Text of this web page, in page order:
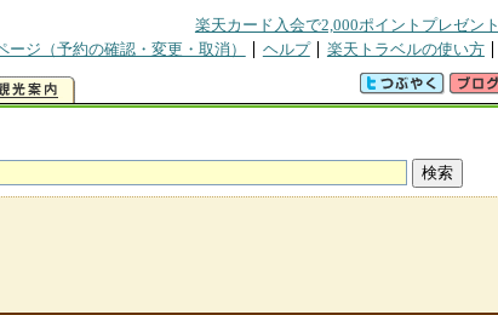
楽天カード入会で2,000ポイントプレゼント
ージ（予約の確認・変更・取消） ヘルプ 楽天トラベルの使い方